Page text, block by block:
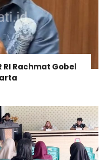
RI Rachmat Gobel